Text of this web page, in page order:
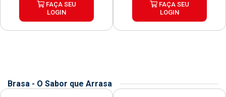
FAÇA SEU
LOGIN
FAÇA SEU
LOGIN
Brasa - O Sabor que Arrasa